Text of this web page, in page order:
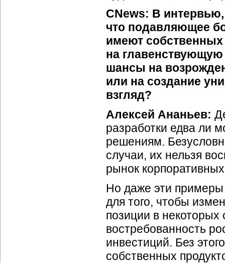
CNews: В
что подавляющее
имеют собственных
на
шансы на
или на создание
взгляд?
Алексей Ананьев:
разработки едва ли
решениям.
случаи, их нельзя
рынок
Но даже эти примеры
для того, чтобы
позиции в некоторых
востребованность
инвестиций. Без
собственных